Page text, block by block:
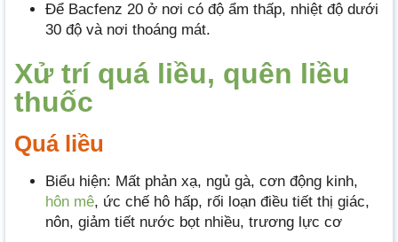
Để Bacfenz 20 ở nơi có độ ẩm thấp, nhiệt độ dưới
30 độ và nơi thoáng mát.
Xử trí quá liều, quên liều
thuốc
Quá liều
Biểu hiện: Mất phản xạ, ngủ gà, cơn động kinh,
hôn mê, ức chế hô hấp, rối loạn điều tiết thị giác,
nôn, giảm tiết nước bọt nhiều, trương lực cơ